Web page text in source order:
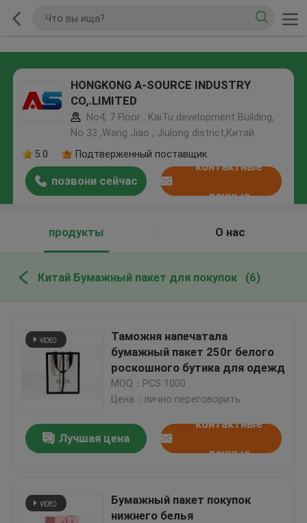
HONGKONG A-SOURCE INDUSTRY
CO,.LIMITED
No4, 7 Floor , KaiTu development Building,
No 33 ,Wang Jiao , Jiulong district,Китай
5.0
Подтверженный поставщик
позвони сейчас
контактные
данные
продукты О нас
Китай Бумажный пакет для покупок (6)
Таможня напечатала
бумажный пакет 250г белого
роскошного бутика для одежд
MOQ：PCS 1000
Цена：лично переговорить
Лучшая цена
контактные
данные
Бумажный пакет покупок
нижнего белья